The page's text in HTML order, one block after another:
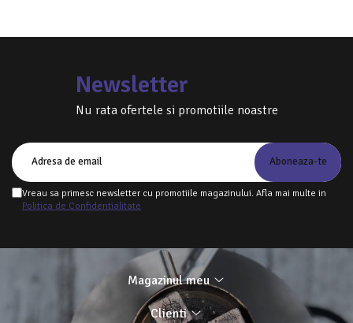
Newsletter
Nu rata ofertele si promotiile noastre
Vreau sa primesc newsletter cu promotiile magazinului. Afla mai multe in
Politica de Confidentialitate
Magazinul meu
Clienti